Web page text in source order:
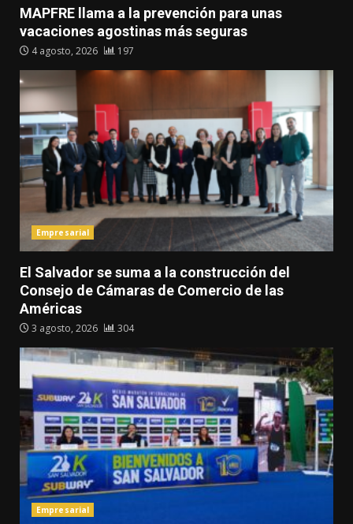
MAPFRE llama a la prevención para unas
vacaciones agostinas más seguras
4 agosto, 2026 197
Empresarial
El Salvador se suma a la construcción del
Consejo de Cámaras de Comercio de las
Américas
3 agosto, 2026 304
Empresarial